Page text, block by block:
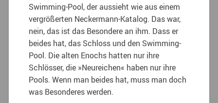
Swimming-Pool, der aussieht wie aus einem
vergrößerten Neckermann-Katalog. Das war,
nein, das ist das Besondere an ihm. Dass er
beides hat, das Schloss und den Swimming-
Pool. Die alten Enochs hatten nur ihre
Schlösser, die »Neureichen« haben nur ihre
Pools. Wenn man beides hat, muss man doch
was Besonderes werden.